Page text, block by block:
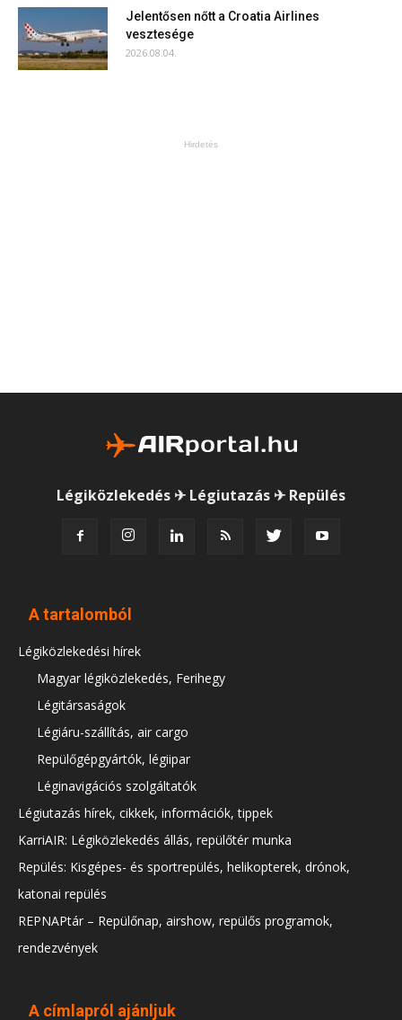
Jelentősen nőtt a Croatia Airlines
vesztesége
2026.08.04.
Hirdetés
Légiközlekedés ✈ Légiutazás ✈ Repülés
A tartalomból
Légiközlekedési hírek
Magyar légiközlekedés, Ferihegy
Légitársaságok
Légiáru-szállítás, air cargo
Repülőgépgyártók, légiipar
Léginavigációs szolgáltatók
Légiutazás hírek, cikkek, információk, tippek
KarriAIR: Légiközlekedés állás, repülőtér munka
Repülés: Kisgépes- és sportrepülés, helikopterek, drónok,
katonai repülés
REPNAPtár – Repülőnap, airshow, repülős programok,
rendezvények
A címlapról ajánljuk